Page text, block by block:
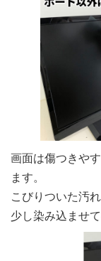
画面は傷つきや
ます。
こびりついた汚
少し染み込ませ